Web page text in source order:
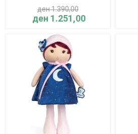
ден 1.390,00
ден 1.251,00